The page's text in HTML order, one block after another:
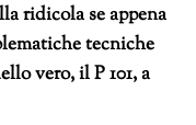
ridicola se appena
tecniche
vero, il P 101, a